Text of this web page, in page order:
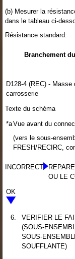
(b) Mesurer la
dans le tableau ci-
Résistance standard:
Branchement
D128-4 (REC) - Masse
carrosserie
Texte du schéma
*aVue avant du
(vers le sous-
FRESH/RECIRC,
INCORRECT
OU LE
OK
6.
VERIFIER LE
(SOUS-
SOUS-
SOUFFLANTE)